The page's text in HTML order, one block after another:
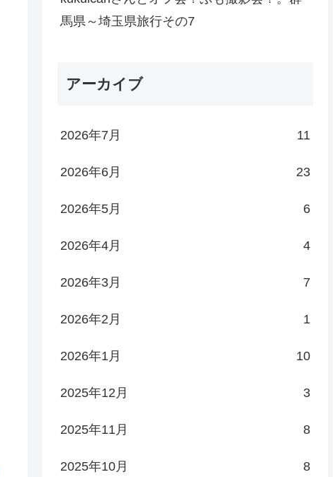
馬県～埼玉県旅行その7
アーカイブ
2026年7月 11
2026年6月 23
2026年5月 6
2026年4月 4
2026年3月 7
2026年2月 1
2026年1月 10
2025年12月 3
2025年11月 8
2025年10月 8